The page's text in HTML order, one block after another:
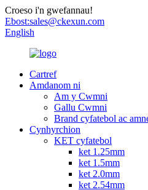
Croeso i'n gwefannau!
Ebost:sales@ckexun.com
English
Cartref
Amdanom ni
Am y Cwmni
Gallu Cwmni
Brand cyfatebol ac
Cynhyrchion
KET cyfatebol
ket 1.25mm
ket 1.5mm
ket 2.0mm
ket 2.54mm